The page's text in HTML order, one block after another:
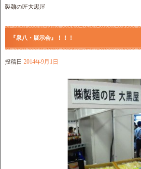
製麺の匠大黒屋
『泉八・展示会』！！！
投稿日 2014年9月1日